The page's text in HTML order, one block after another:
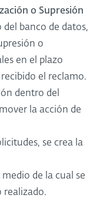
o Supresión
del banco de datos,
o
en el plazo
el reclamo.
dentro del
la acción de
se crea la
de la cual se
realizado.